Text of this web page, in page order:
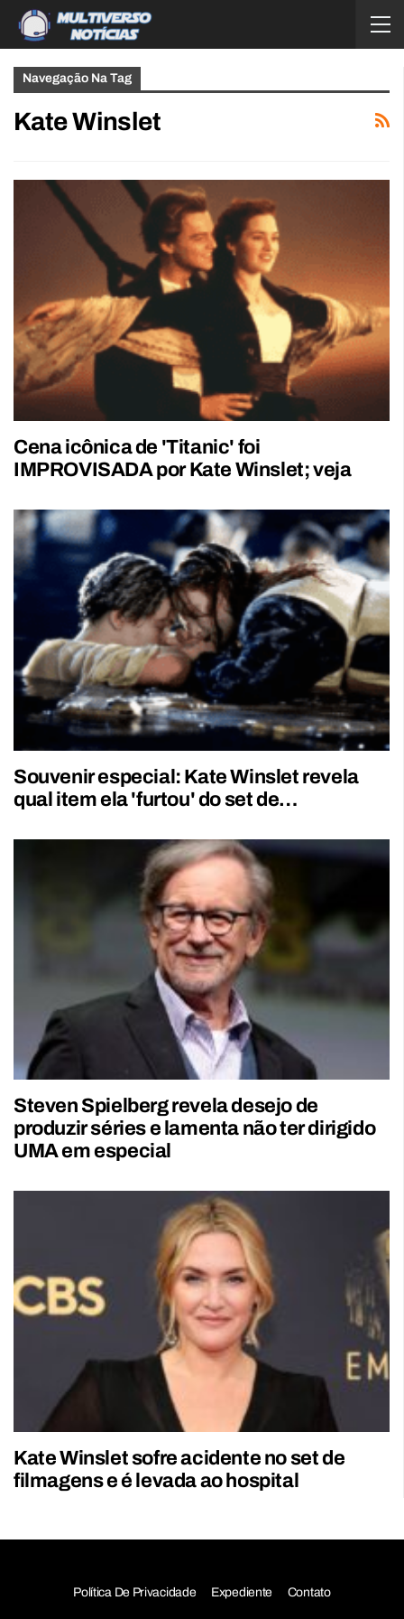
Navegação Na Tag
Kate Winslet
Cena icônica de 'Titanic' foi
IMPROVISADA por Kate Winslet; veja
Souvenir especial: Kate Winslet revela
qual item ela 'furtou' do set de…
Steven Spielberg revela desejo de
produzir séries e lamenta não ter dirigido
UMA em especial
Kate Winslet sofre acidente no set de
filmagens e é levada ao hospital
Política De Privacidade Expediente Contato